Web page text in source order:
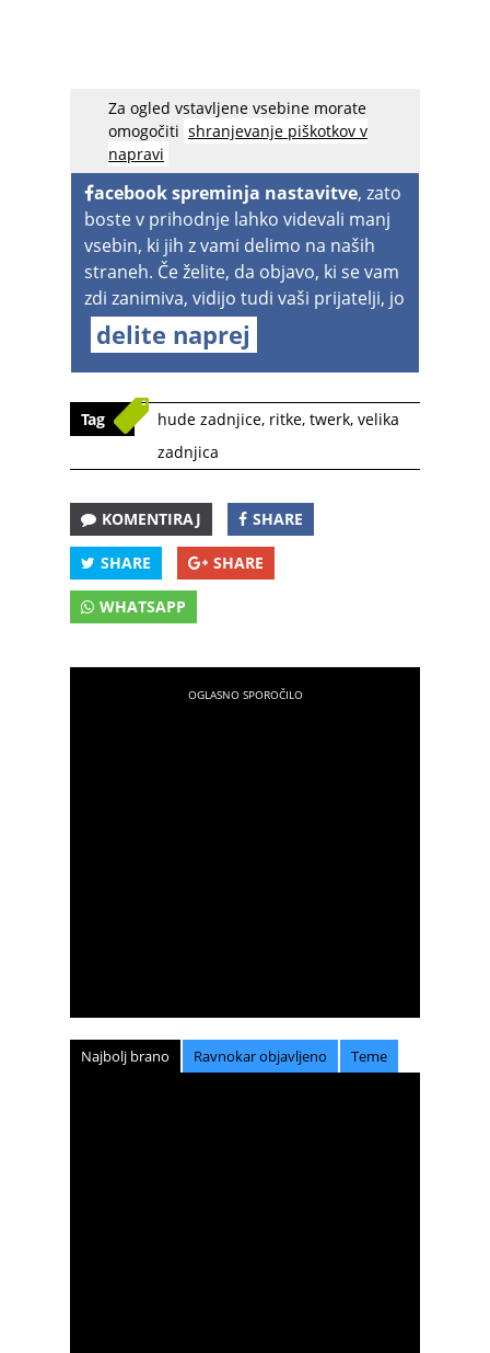
Za ogled vstavljene vsebine morate
omogočiti shranjevanje piškotkov v
napravi
Video za skladbo Skrilexa in Dipla bo razveselil
vse, ki radi gledajotwerkanje.
acebook spreminja nastavitve, zato
boste v prihodnje lahko videvali manj
vsebin, ki jih z vami delimo na naših
straneh. Če želite, da objavo, ki se vam
zdi zanimiva, vidijo tudi vaši prijatelji, jo
delite naprej
Tag hude zadnjice, ritke, twerk, velika
zadnjica
KOMENTIRAJ SHARE
SHARE SHARE
WHATSAPP
Najbolj brano Ravnokar objavljeno Teme